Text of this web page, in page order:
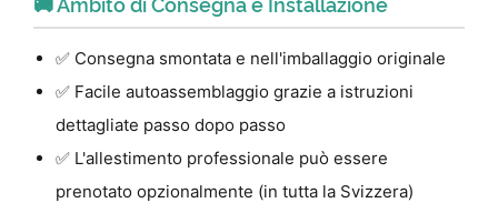
✅ Consegna smontata e nell'imballaggio originale
✅ Facile autoassemblaggio grazie a istruzioni
dettagliate passo dopo passo
✅ L'allestimento professionale può essere
prenotato opzionalmente (in tutta la Svizzera)